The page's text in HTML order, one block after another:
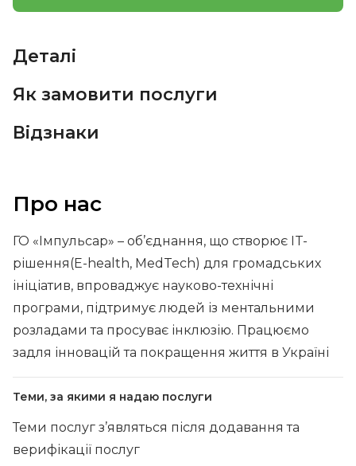
Про нас
ГО «Імпульсар» – об’єднання, що створює IT-
рішення(E-health, MedTech) для громадських
ініціатив, впроваджує науково-технічні
програми, підтримує людей із ментальними
розладами та просуває інклюзію. Працюємо
задля інновацій та покращення життя в Україні
Теми, за якими я надаю послуги
Теми послуг з’являться після додавання та
верифікації послуг
Деталі
Як замовити послуги
Відзнаки